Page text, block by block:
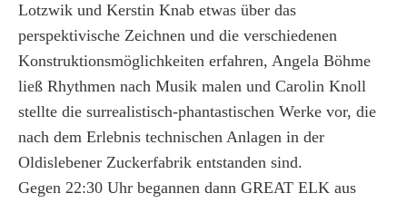
Lotzwik und Kerstin Knab etwas über das
perspektivische Zeichnen und die verschiedenen
Konstruktionsmöglichkeiten erfahren, Angela Böhme
ließ Rhythmen nach Musik malen und Carolin Knoll
stellte die surrealistisch-phantastischen Werke vor, die
nach dem Erlebnis technischen Anlagen in der
Oldislebener Zuckerfabrik entstanden sind.
Gegen 22:30 Uhr begannen dann GREAT ELK aus